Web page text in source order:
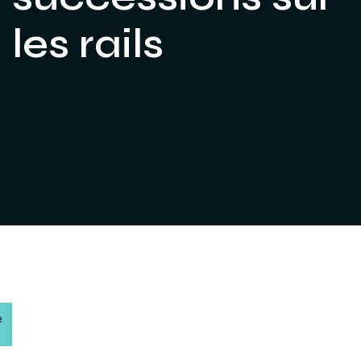
les rails